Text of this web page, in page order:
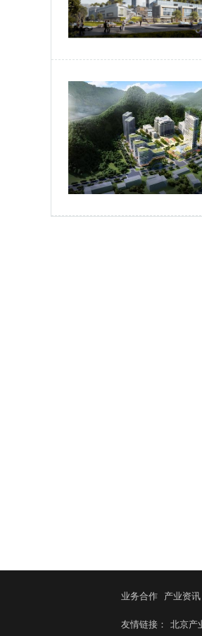
业务合作 产业资讯
友情链接： 北京产